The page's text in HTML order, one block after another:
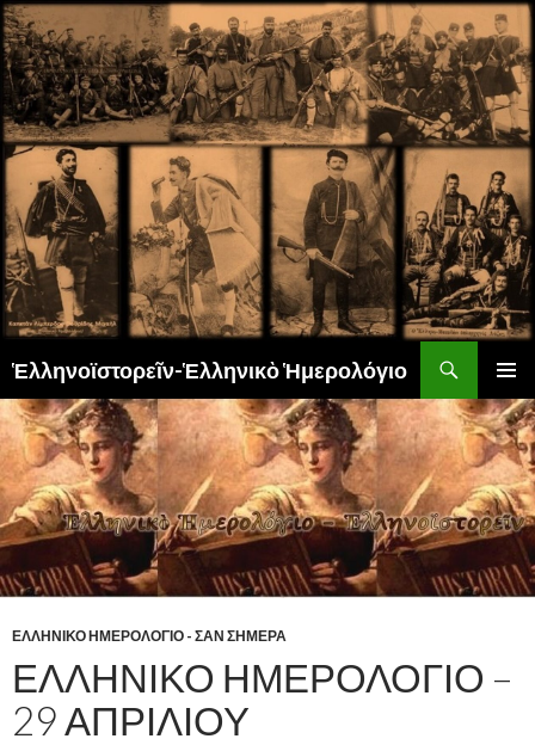
Ἑλληνοϊστορεῖν-Ἑλληνικὸ Ἡμερολόγιο
ΚΎΡΙΟ
ΜΕΝΟΎ
ΣΕ
ΠΕΡΙΕΧΌΜΕΝΟ
ΕΛΛΗΝΙΚΟ ΗΜΕΡΟΛΟΓΙΟ - ΣΑΝ ΣΗΜΕΡΑ
ΕΛΛΗΝΙΚΟ ΗΜΕΡΟΛΟΓΙΟ –
29 ΑΠΡΙΛΙΟΥ